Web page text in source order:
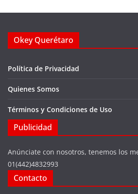
Okey Querétaro
Política de Privacidad
Quienes Somos
Términos y Condiciones de Uso
Publicidad
Anúnciate con nosotros, tenemos los
01(442)4832993
Contacto